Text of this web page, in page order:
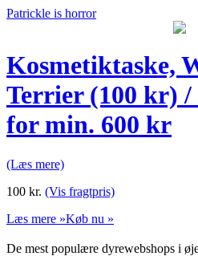
Patrickle is horror
Kosmetiktaske,
Terrier (100 kr) /
for min. 600 kr
(Læs mere)
100 kr. (Vis fragtpris)
Læs mere »Køb nu »
De mest populære dyrewebshops i